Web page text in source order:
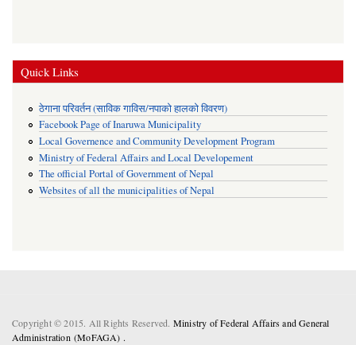
Quick Links
ठेगाना परिवर्तन (साविक गाविस/नपाको हालको विवरण)
Facebook Page of Inaruwa Municipality
Local Governence and Community Development Program
Ministry of Federal Affairs and Local Developement
The official Portal of Government of Nepal
Websites of all the municipalities of Nepal
Copyright © 2015. All Rights Reserved. Ministry of Federal Affairs and General
Administration (MoFAGA) .